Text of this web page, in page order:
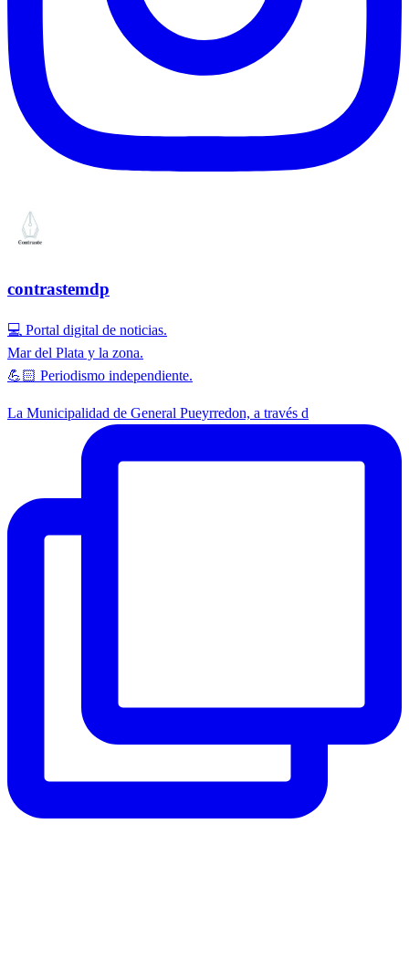
contrastemdp
💻 Portal digital de noticias.
Mar del Plata y la zona.
💪🏻 Periodismo independiente.
La Municipalidad de General Pueyrredon, a través d